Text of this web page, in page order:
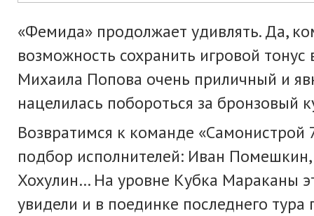
«Фемида» продолжает удивлять. Да,
возможность сохранить игровой
Михаила Попова очень приличный и
нацелилась побороться за бронзовый
Возвратимся к команде «Самонистрой
подбор исполнителей: Иван
Хохулин… На уровне Кубка Мараканы
увидели и в поединке последнего